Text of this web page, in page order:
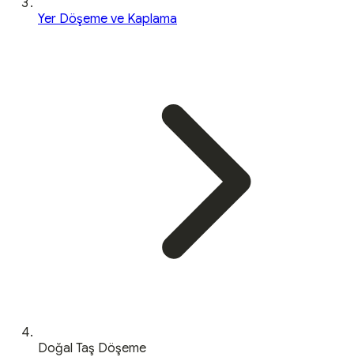
Yer Döşeme ve Kaplama
Doğal Taş Döşeme